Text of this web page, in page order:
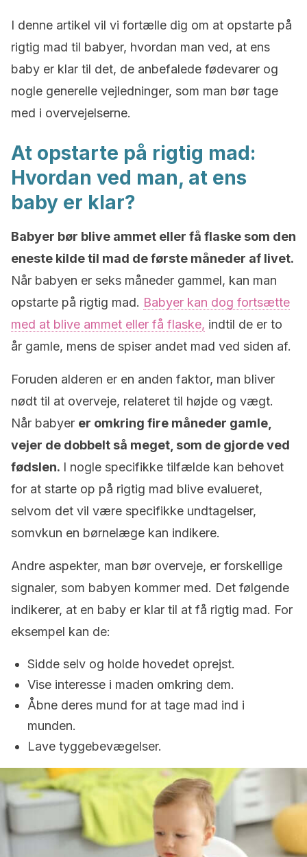
I denne artikel vil vi fortælle dig om at opstarte på
rigtig mad til babyer, hvordan man ved, at ens
baby er klar til det, de anbefalede fødevarer og
nogle generelle vejledninger, som man bør tage
med i overvejelserne.
At opstarte på rigtig mad:
Hvordan ved man, at ens
baby er klar?
Babyer bør blive ammet eller få flaske som den
eneste kilde til mad de første måneder af livet.
Når babyen er seks måneder gammel, kan man
opstarte på rigtig mad. Babyer kan dog fortsætte
med at blive ammet eller få flaske, indtil de er to
år gamle, mens de spiser andet mad ved siden af.
Foruden alderen er en anden faktor, man bliver
nødt til at overveje, relateret til højde og vægt.
Når babyer er omkring fire måneder gamle,
vejer de dobbelt så meget, som de gjorde ved
fødslen. I nogle specifikke tilfælde kan behovet
for at starte op på rigtig mad blive evalueret,
selvom det vil være specifikke undtagelser,
somvkun en børnelæge kan indikere.
Andre aspekter, man bør overveje, er forskellige
signaler, som babyen kommer med. Det følgende
indikerer, at en baby er klar til at få rigtig mad. For
eksempel kan de:
Sidde selv og holde hovedet oprejst.
Vise interesse i maden omkring dem.
Åbne deres mund for at tage mad ind i
munden.
Lave tyggebevægelser.